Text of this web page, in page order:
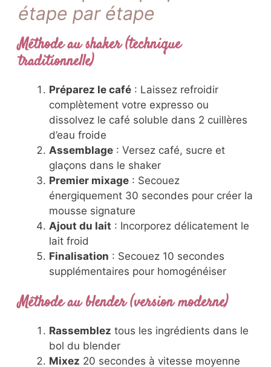
ingrédients, découvrons la technique qui fait
Technique de préparation
étape par étape
Méthode au shaker (technique
traditionnelle)
Préparez le café: Laissez refroidir
complètement votre expresso ou
dissolvez le café soluble dans 2
cuillères d’eau froide
Assemblage : Versez café, sucre et
glaçons dans le shaker
Premier mixage: Secouez
énergiquement 30 secondes pour créer
Ajout du lait: Incorporez délicatement
Finalisation: Secouez 10 secondes
supplémentaires pour homogénéiser